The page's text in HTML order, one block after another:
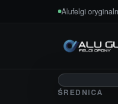
Przejdź do treściAlufelgi
ŚREDNICA